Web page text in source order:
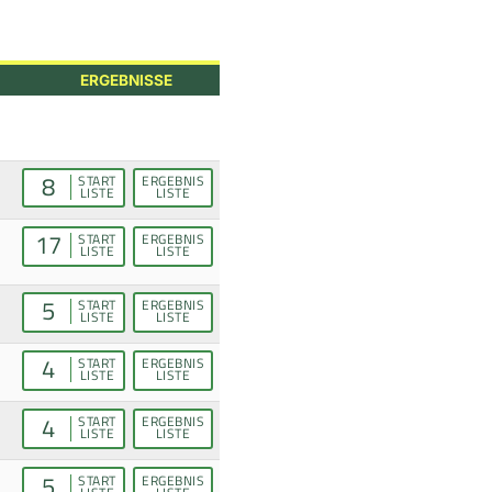
ERGEBNISSE
8 START
LISTE
ERGEBNIS
LISTE
17 START
LISTE
ERGEBNIS
LISTE
5 START
LISTE
ERGEBNIS
LISTE
4 START
LISTE
ERGEBNIS
LISTE
4 START
LISTE
ERGEBNIS
LISTE
START ERGEBNIS